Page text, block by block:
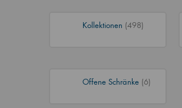
Kollektionen (498)
Offene Schränke (6)